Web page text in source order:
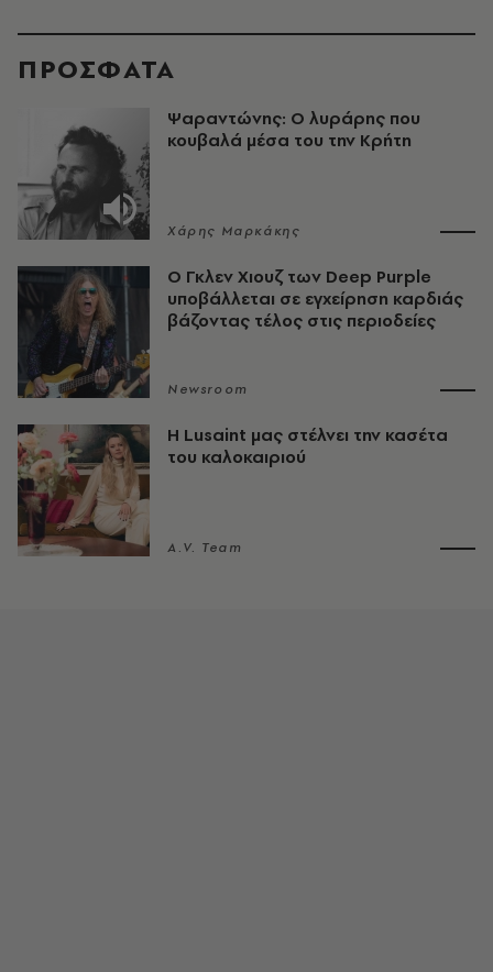
ΠΡΟΣΦΑΤΑ
Ψαραντώνης: Ο λυράρης που
κουβαλά μέσα του την Κρήτη
Χάρης Μαρκάκης
O Γκλεν Χιουζ των Deep Purple
υποβάλλεται σε εγχείρηση καρδιάς
βάζοντας τέλος στις περιοδείες
Newsroom
Η Lusaint μας στέλνει την κασέτα
του καλοκαιριού
A.V. Team